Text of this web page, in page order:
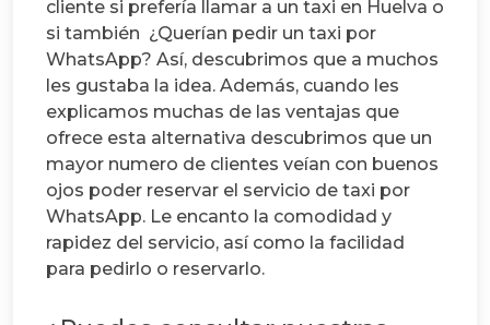
cliente si prefería llamar a un taxi en Huelva o
si también ¿Querían pedir un taxi por
WhatsApp? Así, descubrimos que a muchos
les gustaba la idea. Además, cuando les
explicamos muchas de las ventajas que
ofrece esta alternativa descubrimos que un
mayor numero de clientes veían con buenos
ojos poder reservar el servicio de taxi por
WhatsApp. Le encanto la comodidad y
rapidez del servicio, así como la facilidad
para pedirlo o reservarlo.